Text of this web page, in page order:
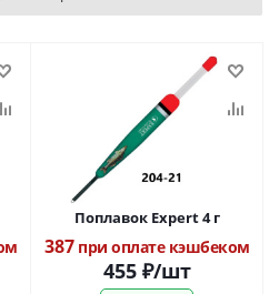
Поплавок Expert 4 г
387при оплате кэшбеком
455₽/шт